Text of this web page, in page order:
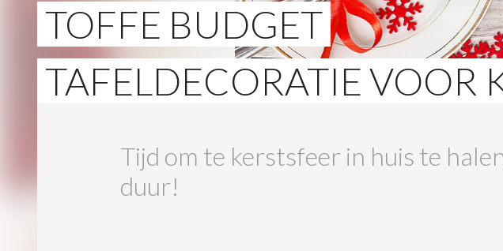
TOFFE BUDGET
TAFELDECORATIE VOOR
Tijd om te kerstsfeer in huis te
duur!